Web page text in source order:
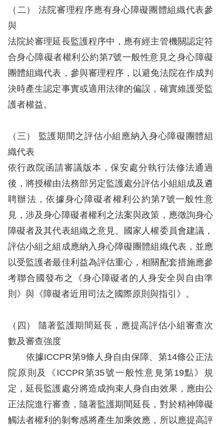
人
料
庫
無
障
捷
鍵
選
擇
語
兒少版
首
頁
（二） 法院審理程序應有身心障礙團體組織代表參
與
法院於審理延長監護程序中，應有經主管機關認定符
合身心障礙者權利公約第7號一般性意見之身心障礙
團體組織代表，參與審理程序，以避免法院在作成判
決時產生認定事實或適用法律的偏誤，確實維護受監
護者權益。
（三） 監護期間之評估小組應納入身心障礙團體組
織代表
依行政院函請審議版本，保安處分執行法修法通過
後，將授權由法務部另定監護處分評估小組組成及遴
聘辦法，依據身心障礙者權利公約第7號一般性意
見，涉及身心障礙者權利之法案與政策，應徵詢身心
障礙者及其代表組織之意見。國家人權委員會建議，
評估小組之組成應納入身心障礙團體組織代表，並應
以受監護者最佳利益為評估重心，相關配套措施應參
考聯合國發布之《身心障礙者的人身安全與自由準
則》與《障礙者近用司法之國際原則與指引》。
（四） 隨著監護期間延長，應提高評估小組審查次
數及審查強度
依據ICCPR第9條人身自由保障、第14條公正法
院原則及《ICCPR第35號一般性意見第19點》規
定，延長監護處分將造成拘束人身自由效果，應由公
正法院進行審查，隨著監護期間延長，對於精神障礙
觸法者權利的剝奪感將產生加乘效應，所以應提高評